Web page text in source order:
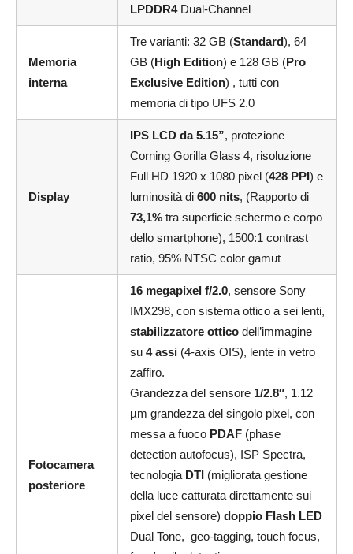
LPDDR4Dual-Channel
Memoria
interna
Tre varianti: 32 GB (Standard), 64
GB (High Edition) e 128 GB (Pro
Exclusive Edition) , tutti con
memoria di tipo UFS 2.0
Display
IPS LCD da 5.15”, protezione
Corning Gorilla Glass 4, risoluzione
Full HD 1920 x 1080 pixel (428 PPI) e
luminosità di 600 nits, (Rapporto di
73,1% tra superficie schermo e corpo
dello smartphone), 1500:1 contrast
ratio, 95% NTSC color gamut
Fotocamera
posteriore
16 megapixel f/2.0, sensore Sony
IMX298, con sistema ottico a sei lenti,
stabilizzatore ottico dell’immagine
su 4 assi (4-axis OIS), lente in vetro
zaffiro.
Grandezza del sensore 1/2.8″, 1.12
µm grandezza del singolo pixel, con
messa a fuoco PDAF (phase
detection autofocus), ISP Spectra,
tecnologia DTI (migliorata gestione
della luce catturata direttamente sui
pixel del sensore) doppio Flash LED
Dual Tone, geo-tagging, touch focus,